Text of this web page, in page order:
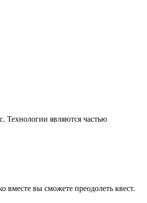
Технологии являются частью
вместе вы сможете преодолеть квест.